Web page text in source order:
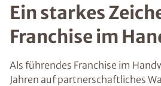
Ein starkes
Franchise im
Als führendes Franchise im
Jahren auf partnerschaftliches